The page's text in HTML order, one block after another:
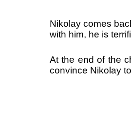
Nikolay comes
with him, he is
At the end of the
convince Nikolay